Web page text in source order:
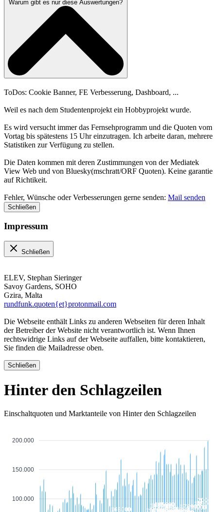
Warum gibt es nur diese Auswertungen?
ToDos: Cookie Banner, FE Verbesserung, Dashboard, ...
Weil es nach dem Studentenprojekt ein Hobbyprojekt wurde.
Es wird versucht immer das Fernsehprogramm und die Quoten vom
Vortag bis spätestens 15 Uhr einzutragen. Ich arbeite daran, mehrere
Statistiken zur Verfügung zu stellen.
Die Daten kommen mit deren Zustimmungen von der Mediatek
View Web und von Bluesky(mschratt/ORF Quoten). Keine garantie
auf Richtikeit.
Fehler, Wünsche oder Verbesserungen gerne senden: Mail senden
Schließen
Impressum
Schließen
ELEV, Stephan Sieringer
Savoy Gardens, SOHO
Gzira, Malta
rundfunk.quoten{et}protonmail.com
Die Webseite enthält Links zu anderen Webseiten für deren Inhalt
der Betreiber der Website nicht verantwortlich ist. Wenn Ihnen
rechtswidrige Links auf der Webseite auffallen, bitte kontaktieren,
Sie finden die Mailadresse oben.
Schließen
Hinter den Schlagzeilen
Einschaltquoten und Marktanteile von Hinter den Schlagzeilen
200.000
150.000
100.000
168000
165000
181000
176000
185000
170000178000
175000
189000
200000